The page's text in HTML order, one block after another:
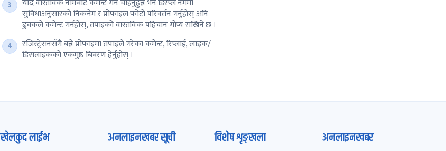
यदि वास्तविक नामबाट कमेन्ट गर्न चाहनुहुन्न भने डिस्प्ले नेममा
सुविधाअनुसारको निकनेम र प्रोफाइल फोटो परिवर्तन गर्नुहोस् अनि
ढुक्कले कमेन्ट गर्नहोस्, तपाइको वास्तविक पहिचान गोप्य राखिने छ ।
रजिस्ट्रेसनसँगै बन्ने प्रोफाइमा तपाइले गरेका कमेन्ट, रिप्लाई, लाइक/
डिसलाइकको एकमुष्ठ बिबरण हेर्नुहोस् ।
खेलकुद लाईभ अनलाइनखबर सूची विशेष शृङ्खला अनलाइनखबर